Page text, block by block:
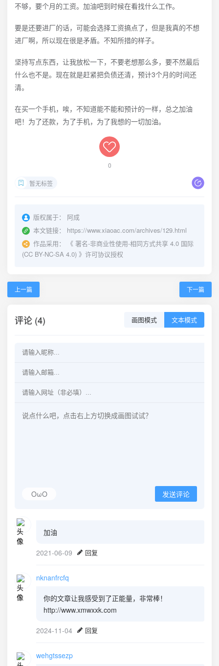
不够，要个月的工资。加油吧到时候在看找什么工作。
要是还要进厂的话，可能会选择工资搞点了，但是我真的不想
进厂啊，所以现在很是矛盾。不知所措的样子。
坚持写点东西，让我放松一下，不要老想那么多，要不然最后
什么也不是。现在就是赶紧把负债还清，预计3个月的时间还
清。
在买一个手机，唉，不知道能不能和预计的一样，总之加油
吧！为了还款，为了手机，为了我想的一切加油。
0
暂无标签
版权属于：
阿成
本文链接：
https://www.xiaoac.com/archives/129.html
作品采用：
《 署名-非商业性使用-相同方式共享 4.0 国际
(CC BY-NC-SA 4.0) 》许可协议授权
上一篇 下一篇
评论 (4) 画图模式 文本模式
OωO 发送评论
加油
2021-06-09 回复
nknanfrcfq
你的文章让我感受到了正能量，非常棒！
http://www.xmwxxk.com
2024-11-04 回复
wehgtssezp